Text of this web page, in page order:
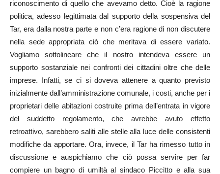
riconoscimento di quello che avevamo detto. Cioè la ragione
politica, adesso legittimata dal supporto della sospensiva del
Tar, era dalla nostra parte e non c’era ragione di non discutere
nella sede appropriata ciò che meritava di essere variato.
Vogliamo sottolineare che il nostro intendeva essere un
supporto sostanziale nei confronti dei cittadini oltre che delle
imprese. Infatti, se ci si doveva attenere a quanto previsto
inizialmente dall’amministrazione comunale, i costi, anche per i
proprietari delle abitazioni costruite prima dell’entrata in vigore
del suddetto regolamento, che avrebbe avuto effetto
retroattivo, sarebbero saliti alle stelle alla luce delle consistenti
modifiche da apportare. Ora, invece, il Tar ha rimesso tutto in
discussione e auspichiamo che ciò possa servire per far
compiere un bagno di umiltà al sindaco Piccitto e alla sua